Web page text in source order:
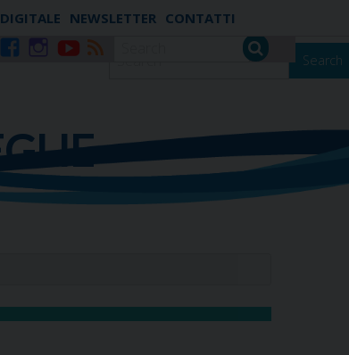
NEWSLETTER CONTATTI
Search